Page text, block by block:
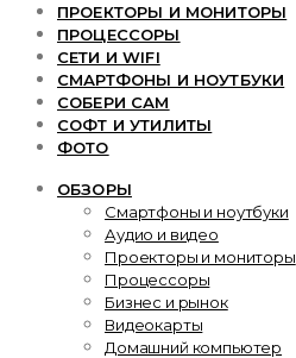
ПРОЕКТОРЫ И МОНИТОРЫ
ПРОЦЕССОРЫ
СЕТИ И WIFI
СМАРТФОНЫ И НОУТБУКИ
СОБЕРИ САМ
СОФТ И УТИЛИТЫ
ФОТО
ОБЗОРЫ
Смартфоны и ноутбуки
Аудио и видео
Проекторы и мониторы
Процессоры
Бизнес и рынок
Видеокарты
Домашний компьютер